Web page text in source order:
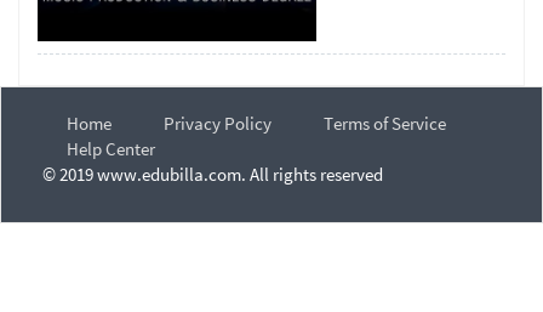
Home Privacy Policy
Terms of Service
Help Center
© 2019 www.edubilla.com. All rights reserved